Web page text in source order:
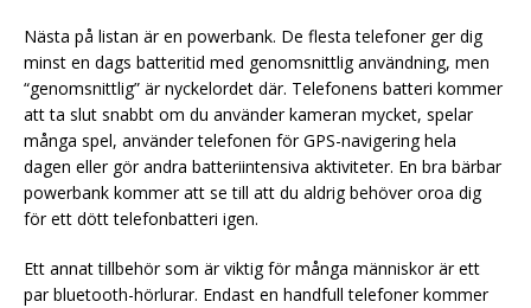
Nästa på listan är en powerbank. De flesta telefoner ger dig
minst en dags batteritid med genomsnittlig användning, men
“genomsnittlig” är nyckelordet där. Telefonens batteri kommer
att ta slut snabbt om du använder kameran mycket, spelar
många spel, använder telefonen för GPS-navigering hela
dagen eller gör andra batteriintensiva aktiviteter. En bra bärbar
powerbank kommer att se till att du aldrig behöver oroa dig
för ett dött telefonbatteri igen.
Ett annat tillbehör som är viktig för många människor är ett
par bluetooth-hörlurar. Endast en handfull telefoner kommer